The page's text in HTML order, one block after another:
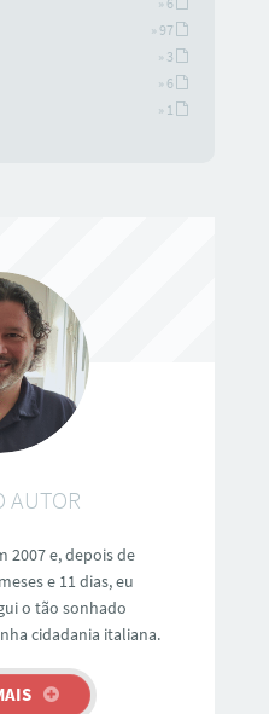
» 97
» 3
» 6
» 1
AUTOR
2007 e, depois de
e 11 dias, eu
o tão sonhado
cidadania italiana.